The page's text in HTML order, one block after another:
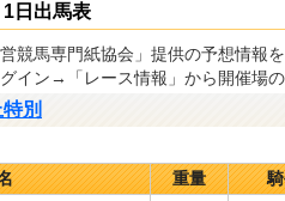
出馬表
競馬専門紙協会」提供の予想情報
イン→「レース情報」から開催場
別
重量